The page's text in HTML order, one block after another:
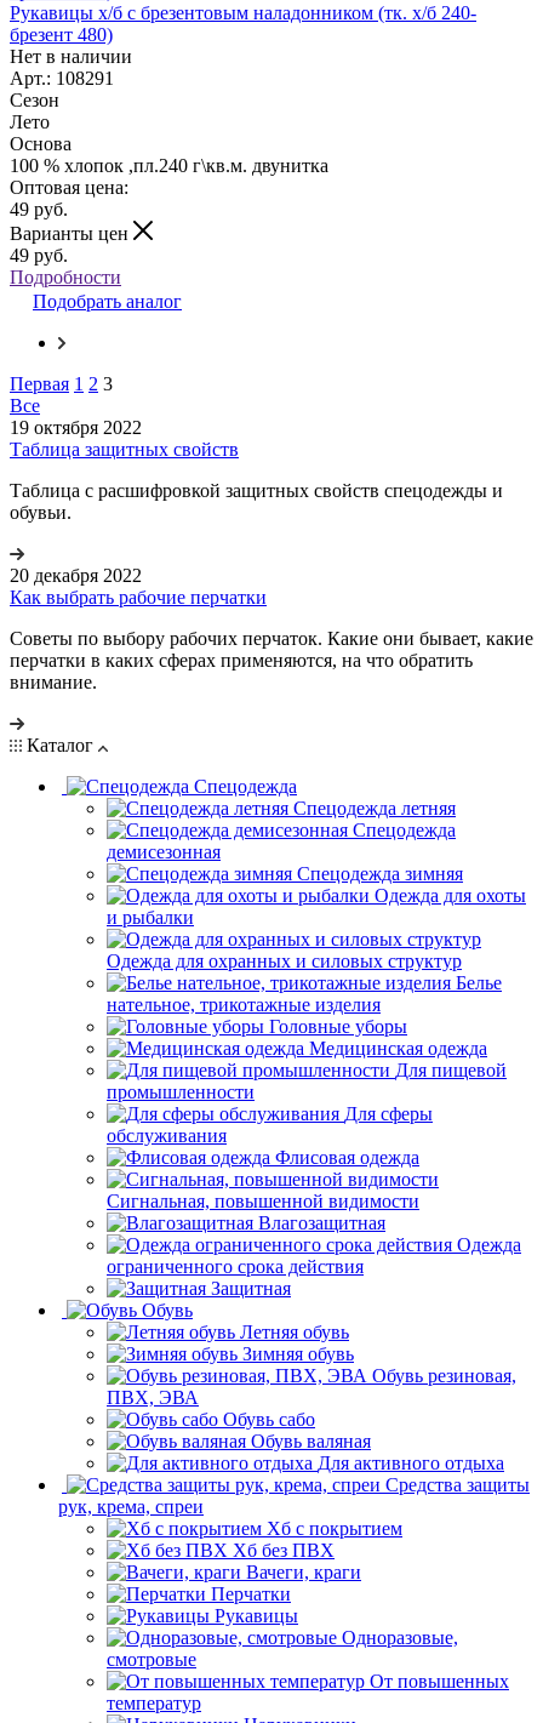
Рукавицы х/б с брезентовым наладонником (тк. х/б 240-
брезент 480)
Нет в наличии
Арт.: 108291
Сезон
Лето
Основа
100 % хлопок ,пл.240 г\кв.м. двунитка
Оптовая цена:
49 руб.
Варианты цен
49 руб.
Подробности
Подобрать аналог
Первая 1 2 3
Все
19 октября 2022
Таблица защитных свойств
Таблица с расшифровкой защитных свойств спецодежды и
обувьи.
20 декабря 2022
Как выбрать рабочие перчатки
Советы по выбору рабочих перчаток. Какие они бывает, какие
перчатки в каких сферах применяются, на что обратить
внимание.
Каталог
Спецодежда
Спецодежда летняя
Спецодежда
демисезонная
Спецодежда зимняя
Одежда для охоты
и рыбалки
Одежда для охранных и силовых структур
Белье
нательное, трикотажные изделия
Головные уборы
Медицинская одежда
Для пищевой
промышленности
Для сферы
обслуживания
Флисовая одежда
Сигнальная, повышенной видимости
Влагозащитная
Одежда
ограниченного срока действия
Защитная
Обувь
Летняя обувь
Зимняя обувь
Обувь резиновая,
ПВХ, ЭВА
Обувь сабо
Обувь валяная
Для активного отдыха
Средства защиты
рук, крема, спреи
Хб с покрытием
Хб без ПВХ
Вачеги, краги
Перчатки
Рукавицы
Одноразовые,
смотровые
От повышенных
температур